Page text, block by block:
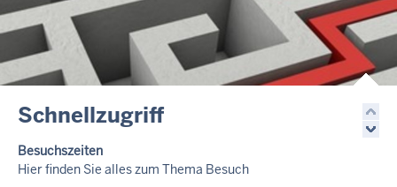
Schnellzugriff
Besuchszeiten
Hier finden Sie alles zum Thema Besuch